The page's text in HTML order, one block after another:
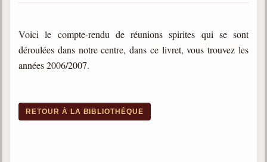
Voici le compte-rendu de réunions spirites qui se sont
déroulées dans notre centre, dans ce livret, vous trouvez les
années 2006/2007.
RETOUR À LA BIBLIOTHÈQUE